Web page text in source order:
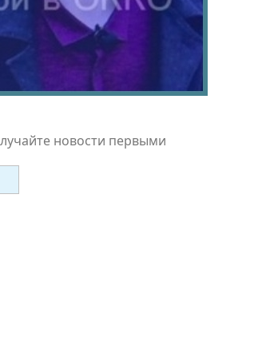
новости первыми